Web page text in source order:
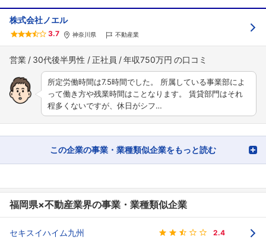
株式会社ノエル
3.7 神奈川県 不動産業
営業 30代後半男性 正社員 年収750万円
所定労働時間は7.5時間でした。 所属している事業部によ
って働き方や残業時間はことなります。 賃貸部門はそれ
程多くないですが、休日がシフ…
この企業の事業・業種類似企業をもっと読む
福岡県×不動産業界の事業・業種類似企業
セキスイハイム九州 2.4